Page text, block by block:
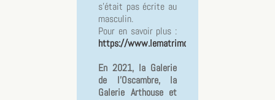
s’était pas écrite au
masculin.
Pour en savoir plus :
https://www.lematrimoine.fr
En 2021, la Galerie
de l'Oscambre, la
Galerie Arthouse et